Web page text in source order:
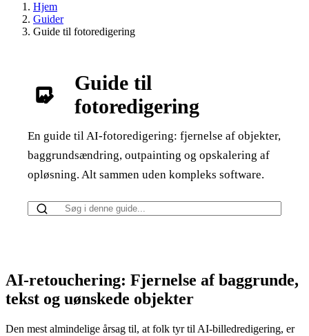
Hjem
Guider
Guide til fotoredigering
Guide til
fotoredigering
En guide til AI-fotoredigering: fjernelse af objekter,
baggrundsændring, outpainting og opskalering af
opløsning. Alt sammen uden kompleks software.
AI-retouchering: Fjernelse af baggrunde,
tekst og uønskede objekter
Den mest almindelige årsag til, at folk tyr til AI-billedredigering, er